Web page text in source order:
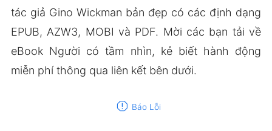
tác giả Gino Wickman bản đẹp có các định dạng
EPUB, AZW3, MOBI và PDF. Mời các bạn tải về
eBook Người có tầm nhìn, kẻ biết hành động
miễn phí thông qua liên kết bên dưới.
report Báo Lỗi